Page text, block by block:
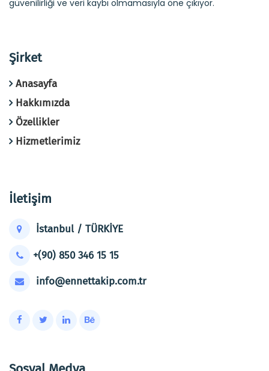
güvenilirliği ve veri kaybı olmamasıyla öne çıkıyor.
Şirket
Anasayfa
Hakkımızda
Özellikler
Hizmetlerimiz
İletişim
İstanbul / TÜRKİYE
+(90) 850 346 15 15
info@ennettakip.com.tr